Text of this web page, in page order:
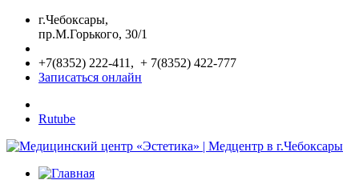
г.Чебоксары,
пр.М.Горького, 30/1
+7(8352) 222-411, + 7(8352) 422-777
Записаться онлайн
Rutube